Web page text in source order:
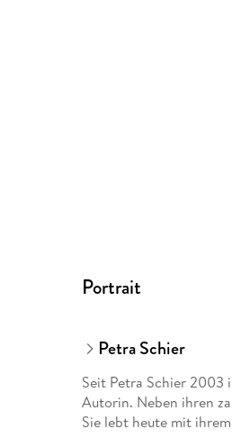
Portrait
Petra Schier
Seit Petra Schier 2003
Autorin. Neben ihren
Sie lebt heute mit